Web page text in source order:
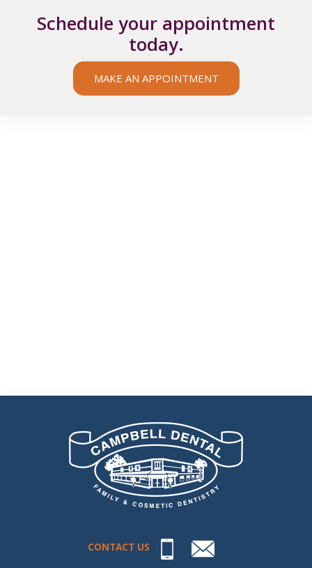
Schedule your appointment
today.
MAKE AN APPOINTMENT
CONTACT US